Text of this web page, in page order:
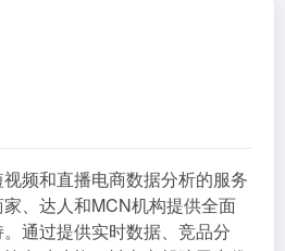
频和直播电商数据分析的服务
、达人和MCN机构提供全面
通过提供实时数据、竞品分